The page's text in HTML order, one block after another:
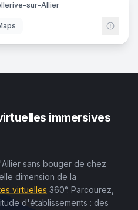
sur-Allier
immersives
sans bouger de chez
dimension de la
virtuelles 360°. Parcourez,
d'établissements : des